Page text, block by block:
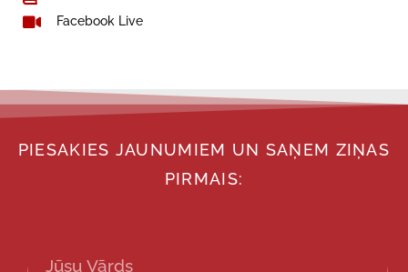
Facebook Live
PIESAKIES JAUNUMIEM UN SAŅEM ZIŅAS
PIRMAIS: